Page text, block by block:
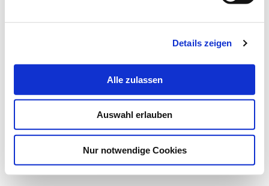
Details zeigen
Alle zulassen
Auswahl erlauben
Nur notwendige Cookies